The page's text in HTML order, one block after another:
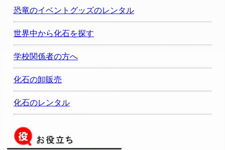
恐竜のイベントグッズのレンタル
世界中から化石を探す
学校関係者の方へ
化石の卸販売
化石のレンタル